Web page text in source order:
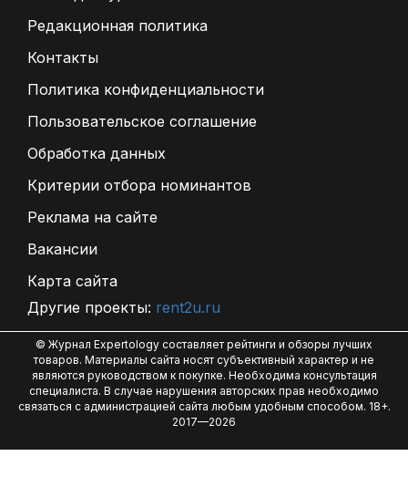
Редакционная политика
Контакты
Политика конфиденциальности
Пользовательское соглашение
Обработка данных
Критерии отбора номинантов
Реклама на сайте
Вакансии
Карта сайта
Другие проекты: rent2u.ru
© Журнал Expertology составляет рейтинги и обзоры лучших
товаров. Материалы сайта носят субъективный характер и не
являются руководством к покупке. Необходима консультация
специалиста. В случае нарушения авторских прав необходимо
связаться с администрацией сайта любым удобным способом. 18+.
2017—2026